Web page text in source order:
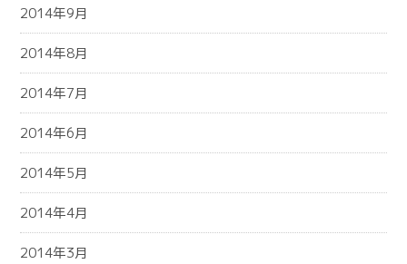
2014年9月
2014年8月
2014年7月
2014年6月
2014年5月
2014年4月
2014年3月